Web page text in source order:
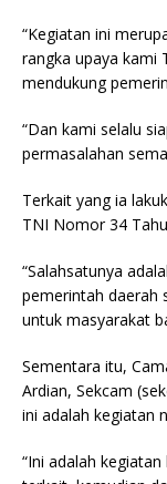
“Kegiatan ini
rangka upaya kami
mendukung
“Dan kami selalu
permasalahan
Terkait yang ia
TNI Nomor 34
“Salahsatunya
pemerintah daerah
untuk masyarakat
Sementara itu,
Ardian, Sekcam
ini adalah kegiatan
“Ini adalah